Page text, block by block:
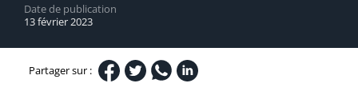
Date de publication
13 février 2023
Partager sur :